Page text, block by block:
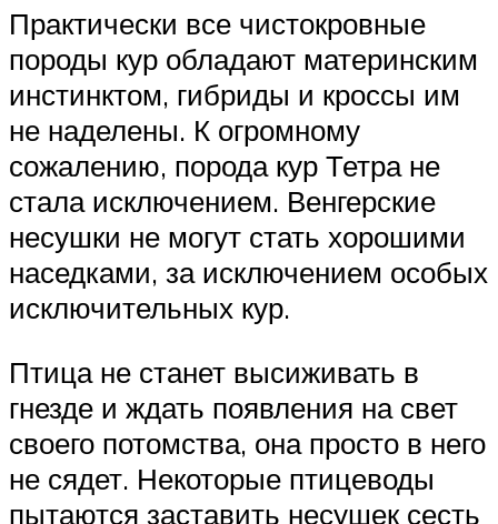
Практически все чистокровные
породы кур обладают материнским
инстинктом, гибриды и кроссы им
не наделены. К огромному
сожалению, порода кур Тетра не
стала исключением. Венгерские
несушки не могут стать хорошими
наседками, за исключением особых
исключительных кур.
Птица не станет высиживать в
гнезде и ждать появления на свет
своего потомства, она просто в него
не сядет. Некоторые птицеводы
пытаются заставить несушек сесть